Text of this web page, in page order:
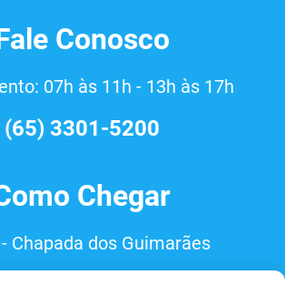
Conosco
07h às 11h - 13h às 17h
(65) 3301-5200
Chegar
- Chapada dos Guimarães